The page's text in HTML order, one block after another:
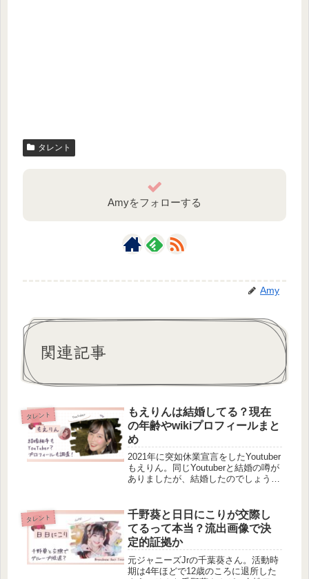
タレント
Amyをフォローする
Amy
関連記事
タレント
もえりんは結婚してる？現在
の年齢やwikiプロフィールまと
め
2021年に突如休業宣言をしたYoutuber
もえりん。同じYoutuberと結婚の噂が
ありましたが、結婚したのでしょう
ってくださいね！
タレント
千野葵と日日にこりが交際し
てるって本当？流出画像で決
定的証拠か
元ジャニーズJrの千葉葵さん。活動時
期は4年ほどで12歳のころに退所した